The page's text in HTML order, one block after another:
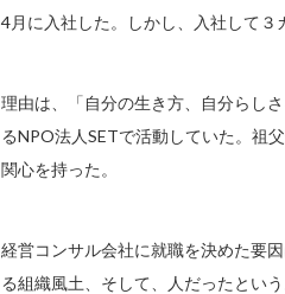
4月に入社した。しかし、入社して３
理由は、「自分の生き方、自分らし
るNPO法人SETで活動していた。祖
関心を持った。
経営コンサル会社に就職を決めた要
る組織風土、そして、人だったとい